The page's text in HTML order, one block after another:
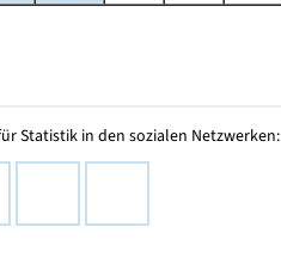
Statistik in den sozialen Netzwerken: